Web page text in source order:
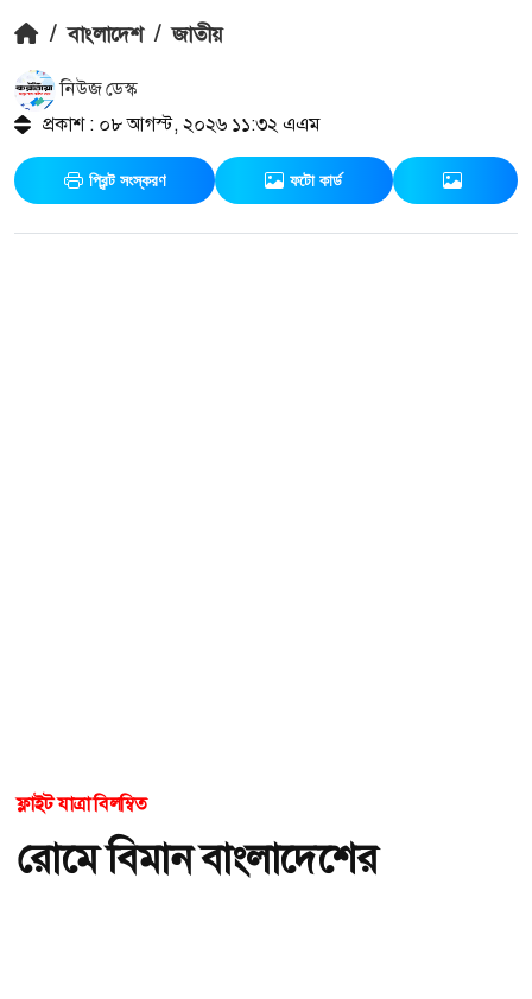
/ বাংলাদেশ / জাতীয়
নিউজ ডেস্ক
প্রকাশ : ০৮ আগস্ট, ২০২৬ ১১:৩২ এএম
প্রিন্ট সংস্করণ ফটো কার্ড
ফ্লাইট যাত্রা বিলম্বিত
রোমে বিমান বাংলাদেশের